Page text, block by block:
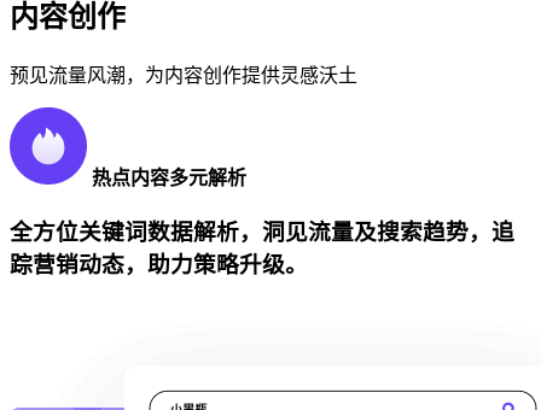
内容创作
预见流量风潮，为内容创作提供灵感沃土
热点内容多元解析
全方位关键词数据解析，洞见流量及搜索趋势，追
踪营销动态，助力策略升级。